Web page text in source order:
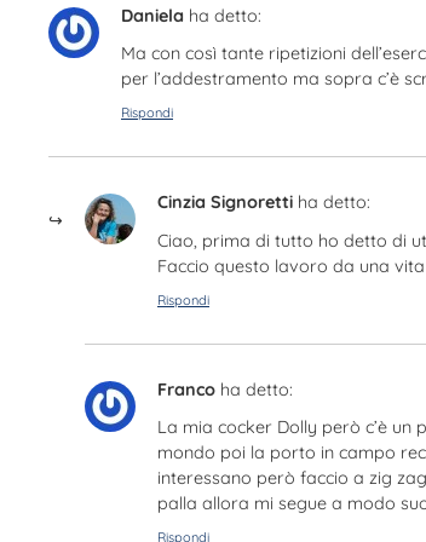
Daniela ha detto:
Ma con così tante ripetizioni
per l’addestramento ma sopra c’è
Rispondi
Cinzia Signoretti ha detto:
Ciao, prima di tutto ho detto di
Faccio questo lavoro da una
Rispondi
Franco ha detto:
La mia cocker Dolly però c’è
mondo poi la porto in campo
interessano però faccio a zig
palla allora mi segue a modo
Rispondi